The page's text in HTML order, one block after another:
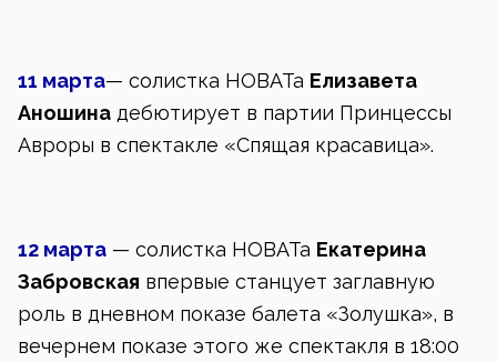
11 марта— солистка НОВАТа Елизавета
Аношина дебютирует в партии Принцессы
Авроры в спектакле «Спящая красавица».
12 марта — солистка НОВАТа Екатерина
Забровская впервые станцует заглавную
роль в дневном показе балета «Золушка», в
вечернем показе этого же спектакля в 18:00